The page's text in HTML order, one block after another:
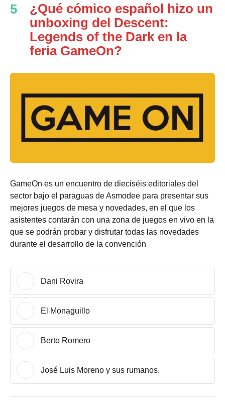
5
¿Qué cómico español hizo un
unboxing del Descent:
Legends of the Dark en la
feria GameOn?
GameOn es un encuentro de dieciséis editoriales del
sector bajo el paraguas de Asmodee para presentar sus
mejores juegos de mesa y novedades, en el que los
asistentes contarán con una zona de juegos en vivo en la
que se podrán probar y disfrutar todas las novedades
durante el desarrollo de la convención
Dani Rovira
El Monaguillo
Berto Romero
José Luis Moreno y sus rumanos.